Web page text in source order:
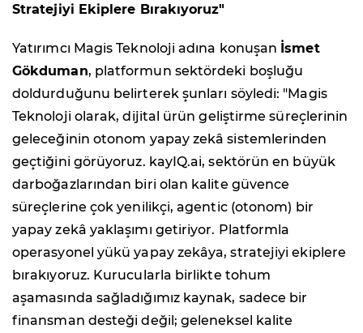
Stratejiyi Ekiplere Bırakıyoruz"
Yatırımcı Magis Teknoloji adına konuşan İsmet
Gökduman, platformun sektördeki boşluğu
doldurduğunu belirterek şunları söyledi: "Magis
Teknoloji olarak, dijital ürün geliştirme süreçlerinin
geleceğinin otonom yapay zekâ sistemlerinden
geçtiğini görüyoruz. kayIQ.ai, sektörün en büyük
darboğazlarından biri olan kalite güvence
süreçlerine çok yenilikçi, agentic (otonom) bir
yapay zekâ yaklaşımı getiriyor. Platformla
operasyonel yükü yapay zekâya, stratejiyi ekiplere
bırakıyoruz. Kurucularla birlikte tohum
aşamasında sağladığımız kaynak, sadece bir
finansman desteği değil; geleneksel kalite